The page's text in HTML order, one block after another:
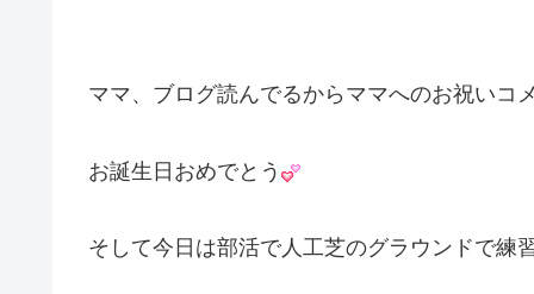
ママ、ブログ読んでるからママへのお祝いコ
お誕生日おめでとう
そして今日は部活で人工芝のグラウンドで練